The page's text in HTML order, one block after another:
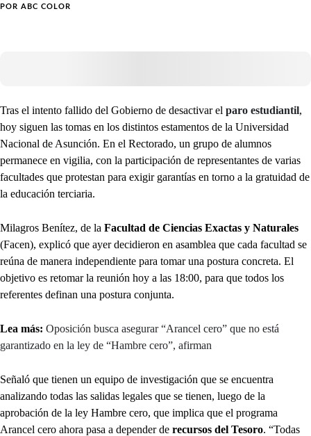
POR ABC COLOR
Tras el intento fallido del Gobierno de desactivar el paro estudiantil,
hoy siguen las tomas en los distintos estamentos de la Universidad
Nacional de Asunción. En el Rectorado, un grupo de alumnos
permanece en vigilia, con la participación de representantes de varias
facultades que protestan para exigir garantías en torno a la gratuidad de
la educación terciaria.
Milagros Benítez, de la Facultad de Ciencias Exactas y Naturales
(Facen), explicó que ayer decidieron en asamblea que cada facultad se
reúna de manera independiente para tomar una postura concreta. El
objetivo es retomar la reunión hoy a las 18:00, para que todos los
referentes definan una postura conjunta.
Lea más: Oposición busca asegurar “Arancel cero” que no está
garantizado en la ley de “Hambre cero”, afirman
Señaló que tienen un equipo de investigación que se encuentra
analizando todas las salidas legales que se tienen, luego de la
aprobación de la ley Hambre cero, que implica que el programa
Arancel cero ahora pasa a depender de recursos del Tesoro. “Todas